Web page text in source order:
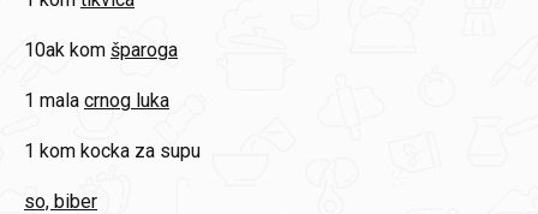
10ak kom šparoga
1 mala crnog luka
1 kom kocka za supu
so, biber